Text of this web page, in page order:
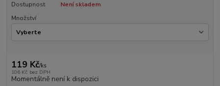
Dostupnost
Není skladem
Množství
119 Kč/ks
106 Kč bez DPH
Momentálně není k dispozici